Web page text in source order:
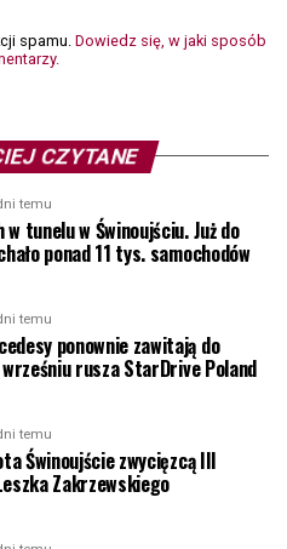
spamu. Dowiedz się, w jaki sposób
CZYTANE
temu
tunelu w Świnoujściu. Już do
ponad 11 tys. samochodów
temu
ponownie zawitają do
wrześniu rusza StarDrive Poland
temu
Świnoujście zwycięzcą III
Zakrzewskiego